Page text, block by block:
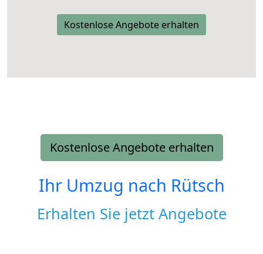
Kostenlose Angebote erhalten
Kostenlose Angebote erhalten
Ihr Umzug nach Rütsch
Erhalten Sie jetzt Angebote